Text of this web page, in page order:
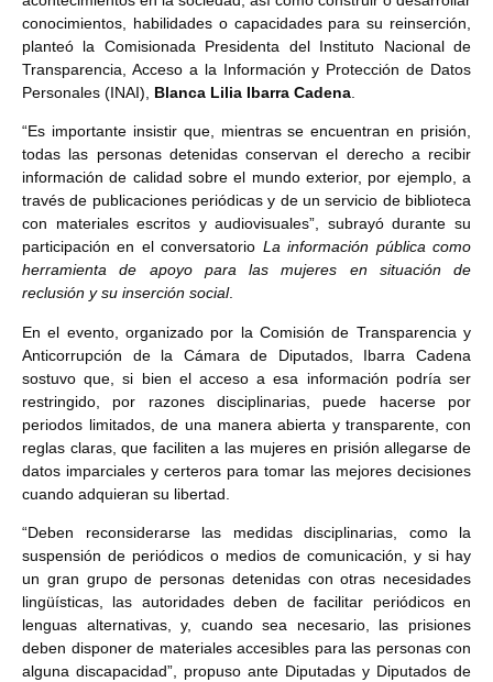
conocimientos, habilidades o capacidades para su reinserción,
planteó la Comisionada Presidenta del Instituto Nacional de
Transparencia, Acceso a la Información y Protección de Datos
Personales (INAI), Blanca Lilia Ibarra Cadena
“Es importante insistir que, mientras se encuentran en prisión,
todas las personas detenidas conservan el derecho a recibir
información de calidad sobre el mundo exterior, por ejemplo, a
través de publicaciones periódicas y de un servicio de biblioteca
con materiales escritos y audiovisuales”, subrayó durante su
participación en el conversatorio La información pública como
herramienta de apoyo para las mujeres en situación de
reclusión y su inserción social.
En el evento, organizado por la Comisión de Transparencia y
Anticorrupción de la Cámara de Diputados, Ibarra Cadena
sostuvo que, si bien el acceso a esa información podría ser
restringido, por razones disciplinarias, puede hacerse por
periodos limitados, de una manera abierta y transparente, con
reglas claras, que faciliten a las mujeres en prisión allegarse de
datos imparciales y certeros para tomar las mejores decisiones
cuando adquieran su libertad.
“Deben reconsiderarse las medidas disciplinarias, como la
suspensión de periódicos o medios de comunicación, y si hay
un gran grupo de personas detenidas con otras necesidades
lingüísticas, las autoridades deben de facilitar periódicos en
lenguas alternativas, y, cuando sea necesario, las prisiones
deben disponer de materiales accesibles para las personas con
alguna discapacidad”, propuso ante Diputadas y Diputados de